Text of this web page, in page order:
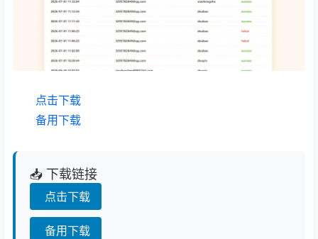
点击下载
备用下载
📥 下载链接
点击下载
备用下载